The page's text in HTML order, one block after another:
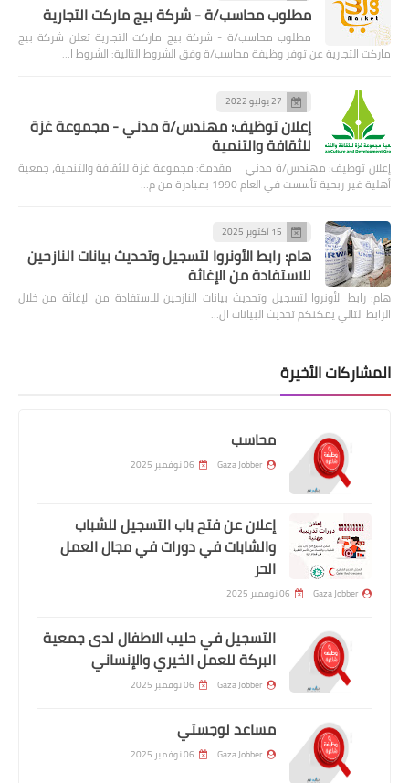
مطلوب محاسب/ة - شركة بيج ماركت التجارية
مطلوب محاسب/ة - شركة بيج ماركت التجارية تعلن شركة بيج
ماركت التجارية عن توفر وظيفة محاسب/ة وفق الشروط التالية: الشروط ا…
27 يوليو 2022
إعلان توظيف: مهندس/ة مدني - مجموعة غزة
للثقافة والتنمية
إعلان توظيف: مهندس/ة مدني مقدمة: مجموعة غزة للثقافة والتنمية، جمعية
أهلية غير ربحية تأسست في العام 1990 بمبادرة من م…
15 أكتوبر 2025
هام: رابط الأونروا لتسجيل وتحديث بيانات النازحين
للاستفادة من الإغاثة
هام: رابط الأونروا لتسجيل وتحديث بيانات النازحين للاستفادة من الإغاثة من خلال
الرابط التالي يمكنكم تحديث البيانات ال…
المشاركات الأخيرة
محاسب
Gaza Jobber 06 نوفمبر 2025
إعلان عن فتح باب التسجيل للشباب
والشابات في دورات في مجال العمل
الحر
Gaza Jobber 06 نوفمبر 2025
التسجيل في حليب الاطفال لدى جمعية
البركة للعمل الخيري والإنساني
Gaza Jobber 06 نوفمبر 2025
مساعد لوجستي
Gaza Jobber 06 نوفمبر 2025